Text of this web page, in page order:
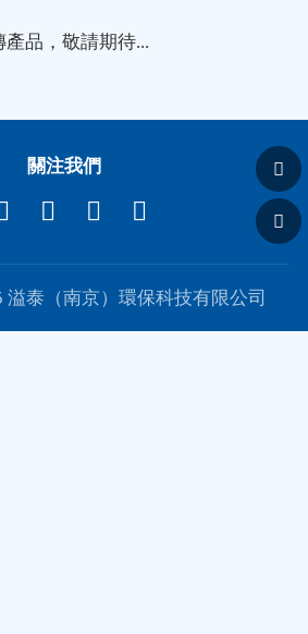
品，敬請期待...
關注我們
溢泰（南京）環保科技有限公司